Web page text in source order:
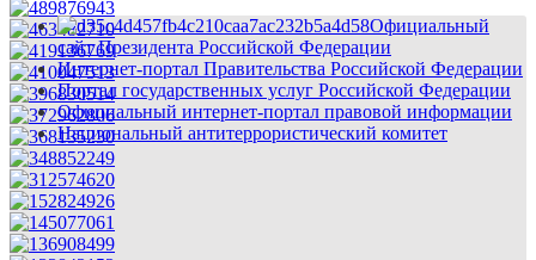
Официальный
сайт Президента Российской Федерации
Интернет-портал Правительства Российской Федерации
Портал государственных услуг Российской Федерации
Официальный интернет-портал правовой информации
Национальный антитеррористический комитет